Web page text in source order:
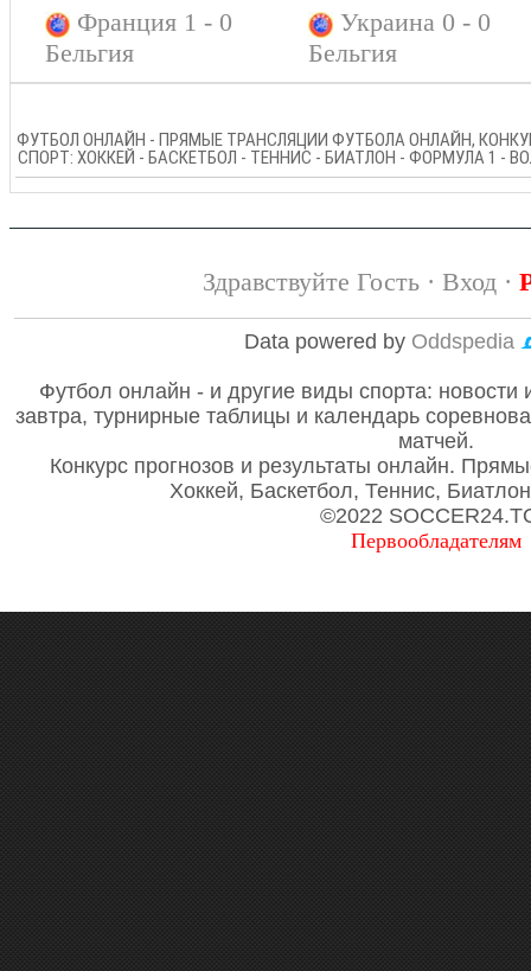
Франция 1 - 0
Бельгия
Украина 0 - 0
Бельгия
ФУТБОЛ ОНЛАЙН - ПРЯМЫЕ ТРАНСЛЯЦИИ ФУТБОЛА ОНЛАЙН,
СПОРТ: ХОККЕЙ - БАСКЕТБОЛ - ТЕННИС - БИАТЛОН - ФОРМУЛА 1 -
Здравствуйте Гость · Вход·
Data powered by Oddspedia
Футбол онлайн - и другие виды спорта: новости
завтра, турнирные таблицы и календарь
матчей.
Конкурс прогнозов и результаты онлайн.
Хоккей, Баскетбол, Теннис,
©2022
Первообладателям